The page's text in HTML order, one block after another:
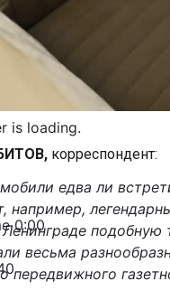
is loading.
0:00
корреспондент:
едва ли
например,
подобную
весьма
передвижного